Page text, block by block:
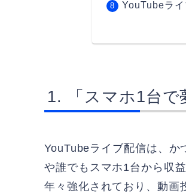
YouTubeラ
「スマホ1台
YouTubeライブ配信は、か
や誰でもスマホ1台から収
年々強化されており、動画